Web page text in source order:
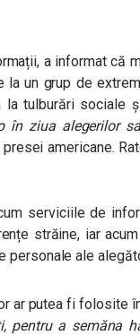
a informat că
la un grup de
tulburări sociale
în ziua alegerilor
americane.
serviciile de
străine, iar
personale ale
ar putea fi folosite
pentru a semăna